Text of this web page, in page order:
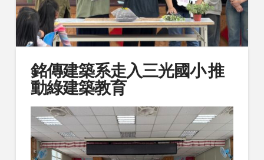
銘傳建築系走入三光國小 推
動綠建築教育